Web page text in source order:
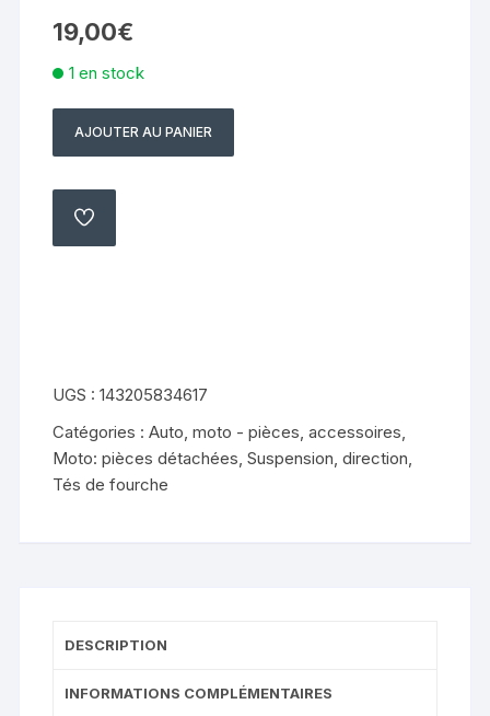
19,00€
1 en stock
quantité
bavette
support
de
1E40QMB
12
pouces
AJOUTER AU PANIER
AJOUTER
UGS :143205834617
Catégories :Auto, moto - pièces, accessoires
Moto: pièces détachées ,Suspension, direction
Tés de fourche
DESCRIPTION
INFORMATIONS COMPLÉMENTAIRES